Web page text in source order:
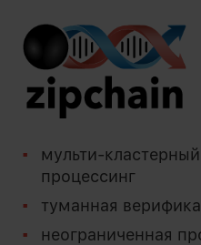
мульти-
процессинг
туманная
неограниченная